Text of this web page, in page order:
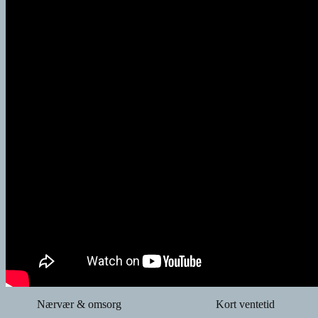
Nærvær & omsorg Kort ventetid